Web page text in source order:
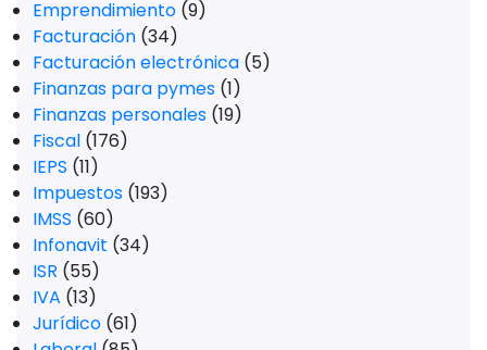
Emprendimiento (9)
Facturación (34)
Facturación electrónica (5)
Finanzas para pymes (1)
Finanzas personales (19)
Fiscal (176)
IEPS (11)
Impuestos (193)
IMSS (60)
Infonavit (34)
ISR (55)
IVA (13)
Jurídico (61)